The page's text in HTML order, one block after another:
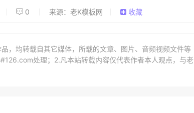
0 来源：老K模板网 收藏
，均转载自其它媒体，所载的文章、图片、音频视频文件等
处理；2.凡本站转载内容仅代表作者本人观点，与老